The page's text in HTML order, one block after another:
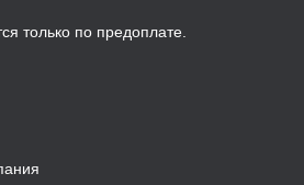
только по предоплате.